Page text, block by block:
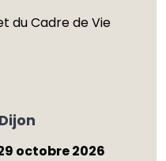
du Cadre de Vie
octobre 2026